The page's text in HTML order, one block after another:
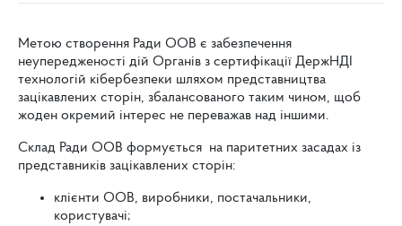
Метою створення Ради ООВ є забезпечення
неупередженості дій Органів з сертифікації ДержНДІ
технологій кібербезпеки шляхом представництва
зацікавлених сторін, збалансованого таким чином, щоб
жоден окремий інтерес не переважав над іншими.
Склад Ради ООВ формується на паритетних засадах із
представників зацікавлених сторін:
клієнти ООВ, виробники, постачальники,
користувачі;